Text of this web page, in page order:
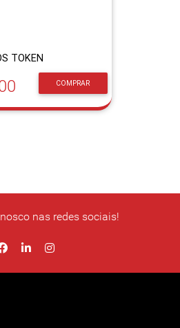
TOKEN
COMPRAR
nas redes sociais!